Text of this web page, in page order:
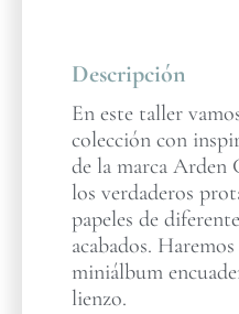
Descripción
En este taller
colección con
de la marca
los verdaderos
papeles de
acabados.
miniálbum
lienzo.